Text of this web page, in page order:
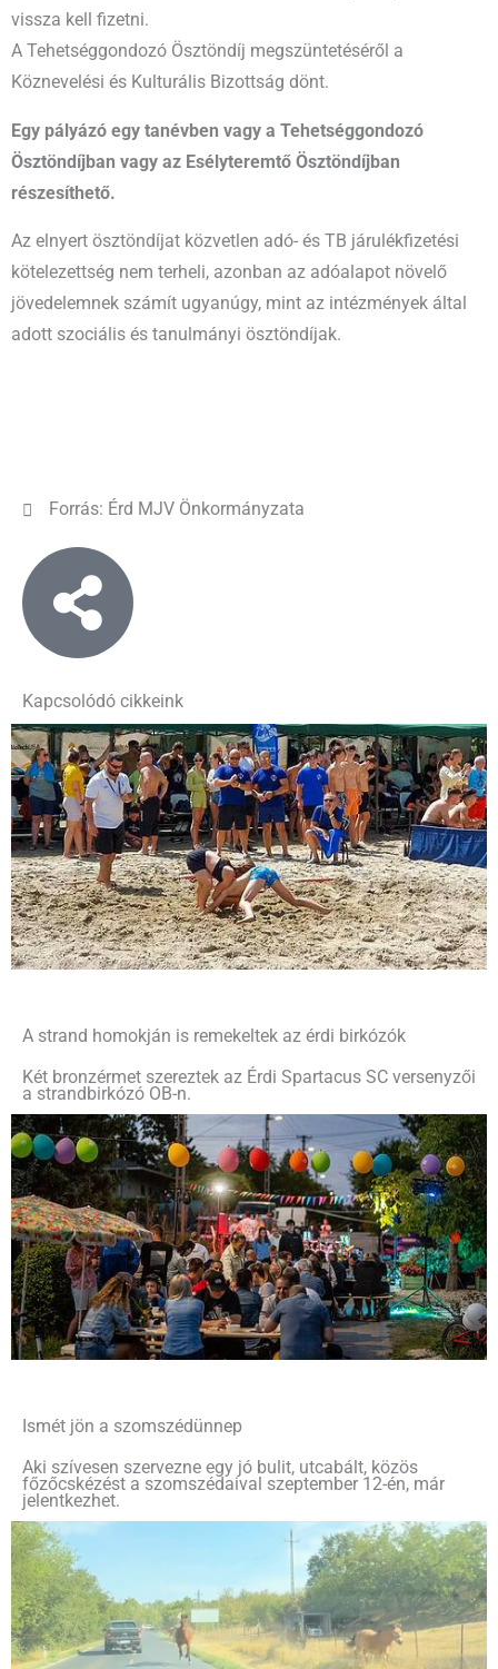
vissza kell fizetni.
A Tehetséggondozó Ösztöndíj megszüntetéséről a
Köznevelési és Kulturális Bizottság dönt.
Egy pályázó egy tanévben vagy a Tehetséggondozó
Ösztöndíjban vagy az Esélyteremtő Ösztöndíjban
részesíthető.
Az elnyert ösztöndíjat közvetlen adó- és TB járulékfizetési
kötelezettség nem terheli, azonban az adóalapot növelő
jövedelemnek számít ugyanúgy, mint az intézmények által
adott szociális és tanulmányi ösztöndíjak.
Forrás: Érd MJV Önkormányzata
Kapcsolódó cikkeink
A strand homokján is remekeltek az érdi birkózók
Két bronzérmet szereztek az Érdi Spartacus SC versenyzői
a strandbirkózó OB-n.
Ismét jön a szomszédünnep
Aki szívesen szervezne egy jó bulit, utcabált, közös
főzőcskézést a szomszédaival szeptember 12-én, már
jelentkezhet.